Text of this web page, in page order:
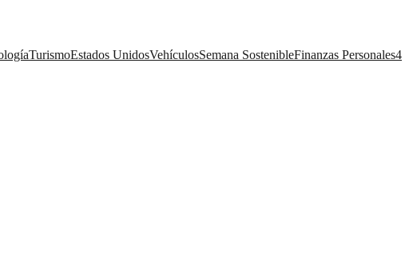
TurismoEstados UnidosVehículosSemana SostenibleFinanzas Personales4